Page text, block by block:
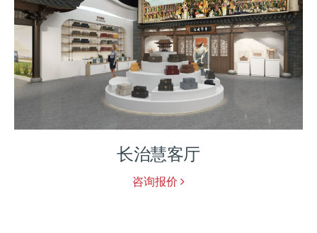
张家口藜麦文化体验馆
咨询报价